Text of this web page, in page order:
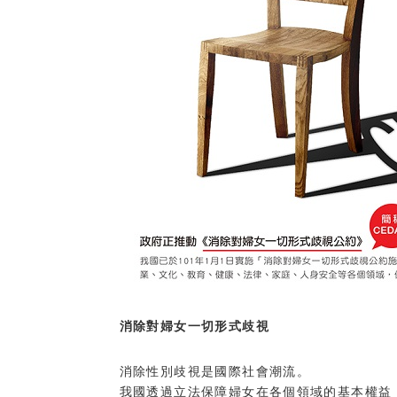
消除對婦女一切形式歧視
消除性別歧視是國際社會潮流。
我國透過立法保障婦女在各個領域的基本權益